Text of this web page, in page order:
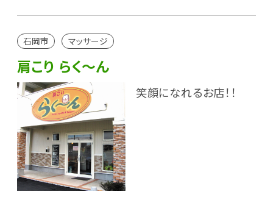
石岡市 マッサージ
肩こり らく～ん
笑顔になれるお店！！